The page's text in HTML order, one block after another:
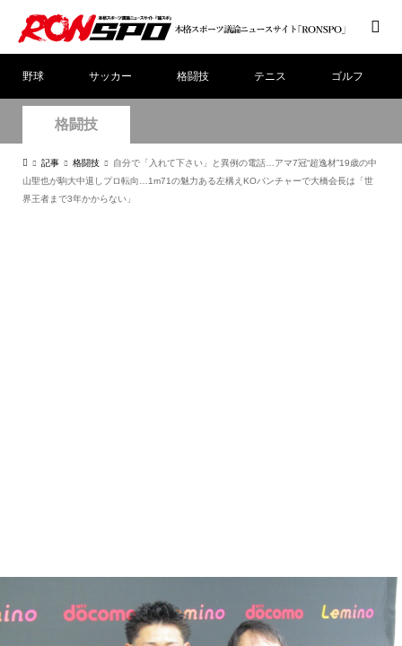
野球 サッカー 格闘技 テニス ゴルフ
格闘技
記事 格闘技
自分で「入れて下さい」と異例の電話…アマ7冠“超逸材”19歳の中
山聖也が駒大中退しプロ転向…1m71の魅力ある左構えKOパンチャーで大橋会長は「世
界王者まで3年かからない」